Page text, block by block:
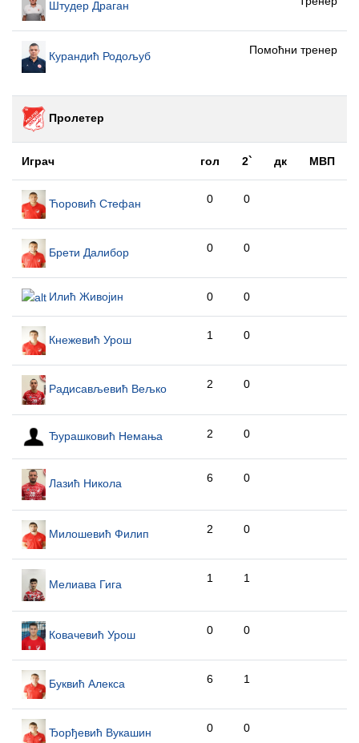
Штудер Драган
Курандић Родољуб Помоћни тренер
Пролетер
Играч гол 2` дк МВП
Ћоровић Стефан 0 0
Брети Далибор 0 0
Илић Живојин 0 0
Кнежевић Урош 1 0
Радисављевић Вељко 2 0
Ђурашковић Немања 2 0
Лазић Никола 6 0
Милошевић Филип 2 0
Мелиава Гига 1 1
Ковачевић Урош 0 0
Буквић Алекса 6 1
Ђорђевић Вукашин 0 0